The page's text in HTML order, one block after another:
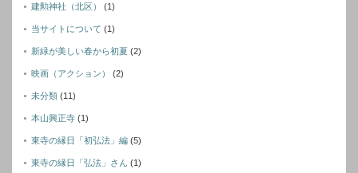
建勲神社（北区） (1)
当サイトについて (1)
新緑が美しい春から初夏 (2)
映画（アクション） (2)
未分類 (11)
本山興正寺 (1)
東寺の縁日「初弘法」編 (5)
東寺の縁日「弘法」さん (1)